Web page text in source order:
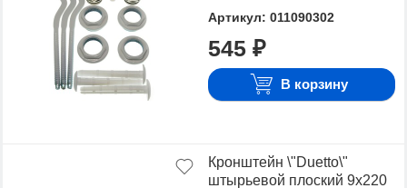
Артикул: 011090302
545 ₽
В корзину
Кронштейн \"Duetto\"
штырьевой плоский 9х220